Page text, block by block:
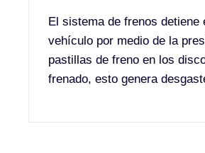
El sistema de frenos detiene
vehículo por medio de la
pastillas de freno en los
frenado, esto genera